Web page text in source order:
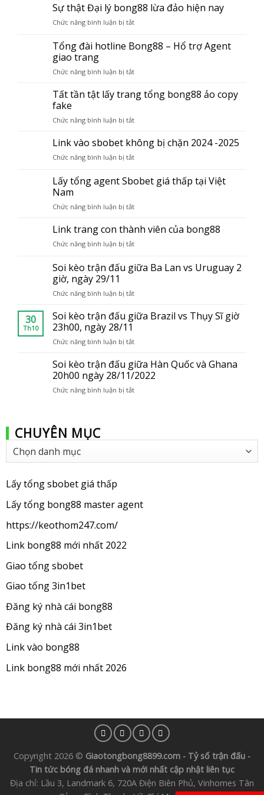
3
trang
đăng
thành
lừa
hiện
Sự thật Đại lý bong88 lừa đảo hiện nay
Chức năng bình luận bị tắtở
thật
Đại
bong88
đảo
hiện
Tổng đài hotline Bong88 – Hổ trợ Agent
giao trang
Chức năng bình luận bị tắtở
đài
hotline
–
trợ
giao
Tất tần tật lấy trang tổng bong88 ảo copy
fake
Chức năng bình luận bị tắtở
tần
lấy
tổng
copy
Link vào sbobet không bị chặn 2024 -2025
Chức năng bình luận bị tắtở
vào
sbobet
bị
2024
Lấy tổng agent Sbobet giá thấp tại Việt
Nam
Chức năng bình luận bị tắtở
tổng
Sbobet
thấp
Nam
Link trang con thành viên của bong88
Chức năng bình luận bị tắtở
trang
con
viên
bong88
Soi kèo trận đấu giữa Ba Lan vs Uruguay 2
giờ, ngày 29/11
Chức năng bình luận bị tắtở
kèo
giữa
Lan
vs
2
30
Th10
Soi kèo trận đấu giữa Brazil vs Thụy Sĩ giờ
23h00, ngày 28/11
Chức năng bình luận bị tắtở
kèo
trận
đấu
giữa
giờ
ngày
Soi kèo trận đấu giữa Hàn Quốc và Ghana
20h00 ngày 28/11/2022
Chức năng bình luận bị tắtở
giữa
Quốc
ngày
28/11/2022
CHUYÊN MỤC
Chuyên
mục
Lấy tổng sbobet giá thấp
Lấy tổng bong88 master agent
https://keothom247.com/
Link bong88 mới nhất 2022
Giao tổng sbobet
Giao tổng 3in1bet
Đăng ký nhà cái bong88
Đăng ký nhà cái 3in1bet
Link vào bong88
Link bong88 mới nhất 2026
Copyright 2026 © Giaotongbong8899.com - Tỷ số trận đấu -
Tin tức bóng đá nhanh và mới nhất cập nhật liên tục
Địa chỉ: Lầu 3, Landmark 6, 720A Điện Biên Phủ, Vinhomes Tân